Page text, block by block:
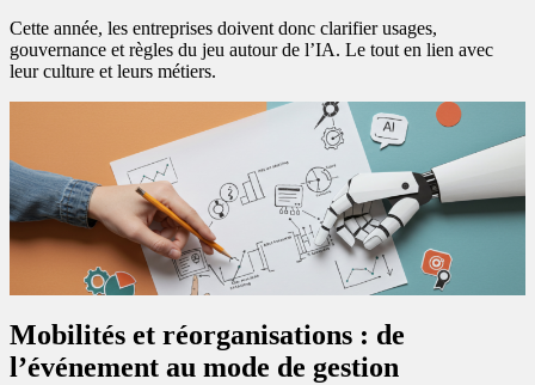
Cette année, les entreprises doivent donc clarifier usages,
gouvernance et règles du jeu autour de l’IA. Le tout en lien avec
leur culture et leurs métiers.
Mobilités et réorganisations : de
l’événement au mode de gestion